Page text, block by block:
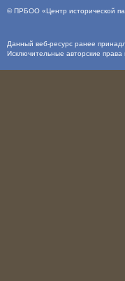
©ПРБОО «Центр исторической
Данный веб-ресурс ранее
Исключительные авторские